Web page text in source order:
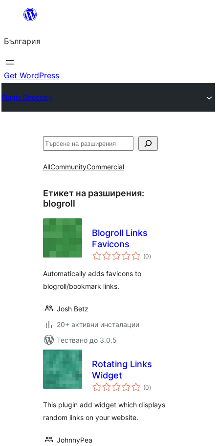
България
Get WordPress
Plugin Directory
Търсене
AllCommunityCommercial
Етикет на разширения:
blogroll
Blogroll Links
Favicons
(0общо
оценки
)
Automatically adds favicons to
blogroll/bookmark links.
Josh Betz
20+ активни инсталации
Тествано до 3.0.5
Rotating Links
Widget
(0общо
оценки
)
This plugin add widget which displays
random links on your website.
JohnnyPea